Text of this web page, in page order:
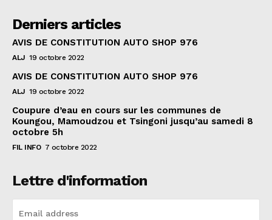
Derniers articles
AVIS DE CONSTITUTION AUTO SHOP 976
ALJ 19 octobre 2022
AVIS DE CONSTITUTION AUTO SHOP 976
ALJ 19 octobre 2022
Coupure d’eau en cours sur les communes de
Koungou, Mamoudzou et Tsingoni jusqu’au samedi 8
octobre 5h
FIL INFO 7 octobre 2022
Lettre d'information